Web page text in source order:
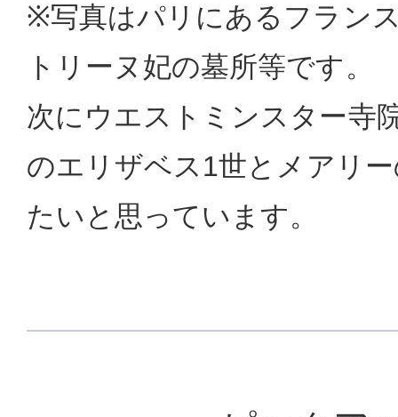
※写真はパリにあるフラン
トリーヌ妃の墓所等です。
次にウエストミンスター寺
のエリザベス1世とメアリ
たいと思っています。